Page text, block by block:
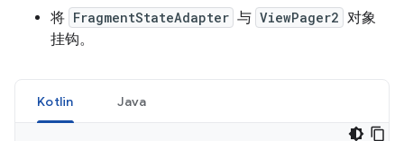
将 FragmentStateAdapter 与 ViewPager2 对象
挂钩。
Kotlin Java